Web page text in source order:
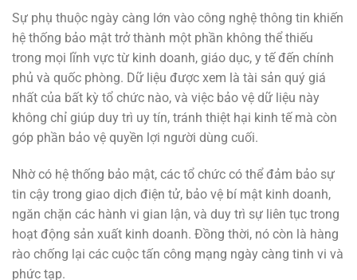
Sự phụ thuộc ngày càng lớn vào công nghệ thông tin khiến
hệ thống bảo mật trở thành một phần không thể thiếu
trong mọi lĩnh vực từ kinh doanh, giáo dục, y tế đến chính
phủ và quốc phòng. Dữ liệu được xem là tài sản quý giá
nhất của bất kỳ tổ chức nào, và việc bảo vệ dữ liệu này
không chỉ giúp duy trì uy tín, tránh thiệt hại kinh tế mà còn
góp phần bảo vệ quyền lợi người dùng cuối.
Nhờ có hệ thống bảo mật, các tổ chức có thể đảm bảo sự
tin cậy trong giao dịch điện tử, bảo vệ bí mật kinh doanh,
ngăn chặn các hành vi gian lận, và duy trì sự liên tục trong
hoạt động sản xuất kinh doanh. Đồng thời, nó còn là hàng
rào chống lại các cuộc tấn công mạng ngày càng tinh vi và
phức tạp.